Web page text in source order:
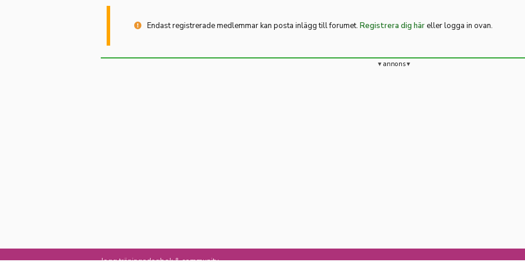
Endast registrerade medlemmar kan posta inlägg till forumet. Registrera dig häreller logga in ovan.
annons